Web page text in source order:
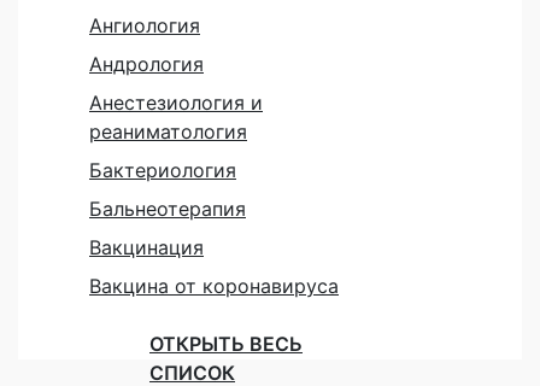
Ангиология
Андрология
Анестезиология и
реаниматология
Бактериология
Бальнеотерапия
Вакцинация
Вакцина от коронавируса
ОТКРЫТЬ ВЕСЬ
СПИСОК